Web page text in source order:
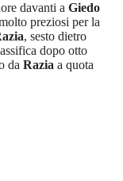
davanti a Giedo
preziosi per la
, sesto dietro
dopo otto
da Razia a quota